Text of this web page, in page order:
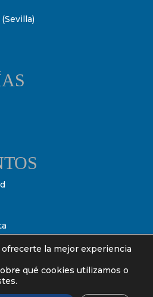
la mejor experiencia
qué cookies utilizamos o